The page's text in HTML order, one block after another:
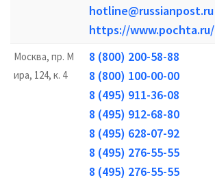
hotline@russianpost.ru
https://www.pochta.ru/
Москва, пр. М
ира, 124, к. 4
8 (800) 200-58-88
8 (800) 100-00-00
8 (495) 911-36-08
8 (495) 912-68-80
8 (495) 628-07-92
8 (495) 276-55-55
8 (495) 276-55-55